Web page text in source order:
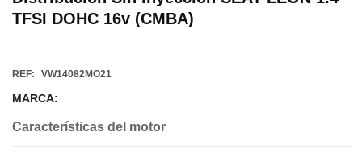
TFSI DOHC 16v (CMBA)
REF: VW14082MO21
MARCA:
Características del motor